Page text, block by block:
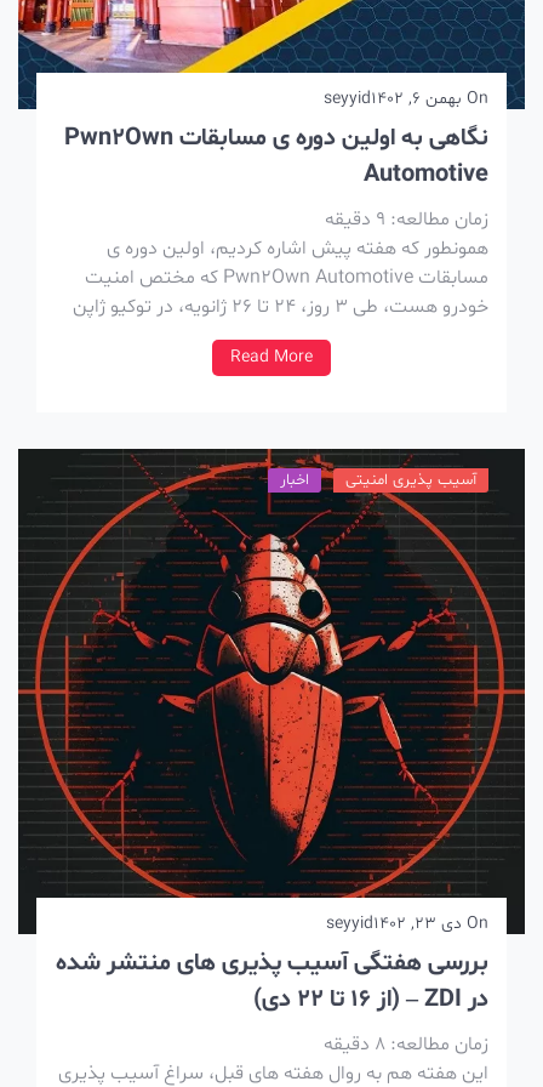
On بهمن 6, 1402 seyyid
نگاهی به اولین دوره ی مسابقات Pwn2Own
Automotive
زمان مطالعه:9دقیقه
همونطور که هفته پیش اشاره کردیم، اولین دوره ی
مسابقات Pwn2Own Automotive که مختص امنیت
خودرو هست، طی 3 روز، 24 تا 26 ژانویه، در توکیو ژاپن
جایزه نقدی و 50 امتیاز Master of Pwn مقام اول رو
Read More
آسیب پذیری امنیتی اخبار
دی 23, 1402 seyyid
بررسی هفتگی آسیب پذیری های منتشر شده
زمان مطالعه:8دقیقه
این هفته هم به روال هفته های قبل، سراغ آسیب پذیری